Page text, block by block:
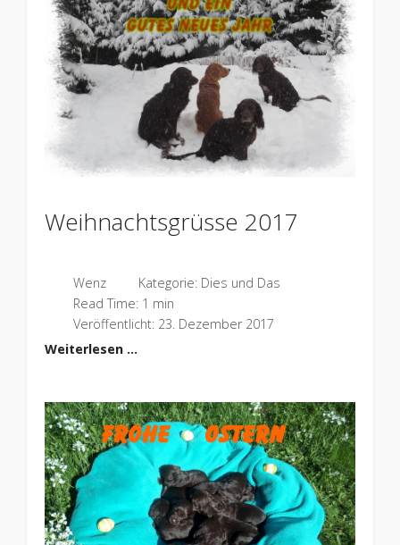
Weihnachtsgrüsse 2017
Wenz Kategorie: Dies und Das
Read Time: 1 min
Veröffentlicht: 23. Dezember 2017
Weiterlesen …